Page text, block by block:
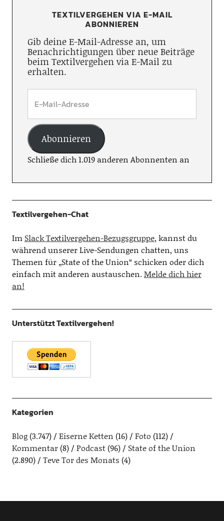
TEXTILVERGEHEN VIA E-MAIL
ABONNIEREN
Gib deine E-Mail-Adresse an, um
Benachrichtigungen über neue Beiträge
beim Textilvergehen via E-Mail zu
erhalten.
Abonnieren
Schließe dich 1.019 anderen Abonnenten an
Textilvergehen-Chat
Im Slack Textilvergehen-Bezugsgruppe, kannst du
während unserer Live-Sendungen chatten, uns
Themen für „State of the Union“ schicken oder dich
einfach mit anderen austauschen.Melde dich hier
an!
Unterstützt Textilvergehen!
Kategorien
Blog(3.747) Eiserne Ketten (16) Foto (112)
Kommentar(8) Podcast(96)
State of the Union
(2.890)
Teve Tor des Monats (4)